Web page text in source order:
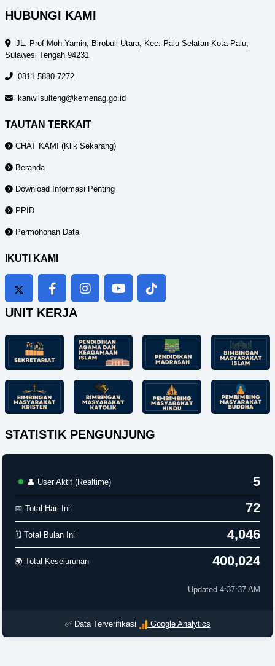
HUBUNGI KAMI
JL. Prof Moh Yamin, Birobuli Utara, Kec. Palu Selatan Kota Palu,
Sulawesi Tengah 94231
0811-5880-7272
kanwilsulteng@kemenag.go.id
TAUTAN TERKAIT
CHAT KAMI (Klik Sekarang)
Beranda
Download Informasi Penting
PPID
Permohonan Data
IKUTI KAMI
UNIT KERJA
STATISTIK PENGUNJUNG
👤 User Aktif (Realtime) 5
📅 Total Hari Ini 72
🗓️ Total Bulan Ini 4,046
🌍 Total Keseluruhan 400,024
Updated 4:37:37 AM
✅ Data Terverifikasi Google Analytics